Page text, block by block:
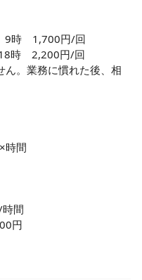
9時　1,700円/回
円/回
。業務に慣れた後、相
時間
間
円